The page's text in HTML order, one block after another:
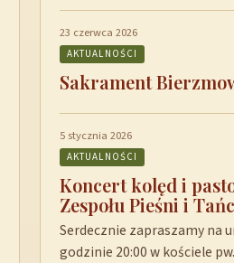
23 czerwca 2026
AKTUALNOŚCI
Sakrament
5 stycznia 2026
AKTUALNOŚCI
Koncert kolęd i
Zespołu Pieśni i
Serdecznie zapraszamy na
godzinie 20:00 w kościele